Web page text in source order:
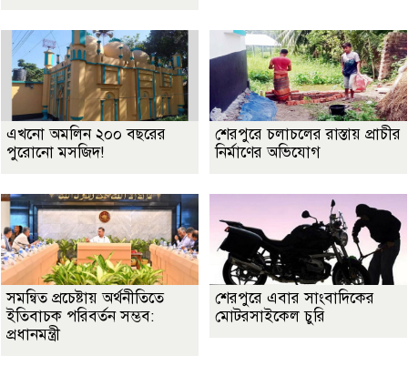
এখনো অমলিন ২০০ বছরের
পুরোনো মসজিদ!
শেরপুরে চলাচলের রাস্তায় প্রাচীর
নির্মাণের অভিযোগ
সমন্বিত প্রচেষ্টায় অর্থনীতিতে
ইতিবাচক পরিবর্তন সম্ভব:
প্রধানমন্ত্রী
শেরপুরে এবার সাংবাদিকের
মোটরসাইকেল চুরি